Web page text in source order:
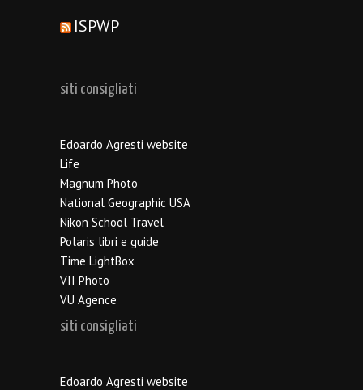
ISPWP
siti consigliati
Edoardo Agresti website
Life
Magnum Photo
National Geographic USA
Nikon School Travel
Polaris libri e guide
Time LightBox
VII Photo
VU Agence
siti consigliati
Edoardo Agresti website